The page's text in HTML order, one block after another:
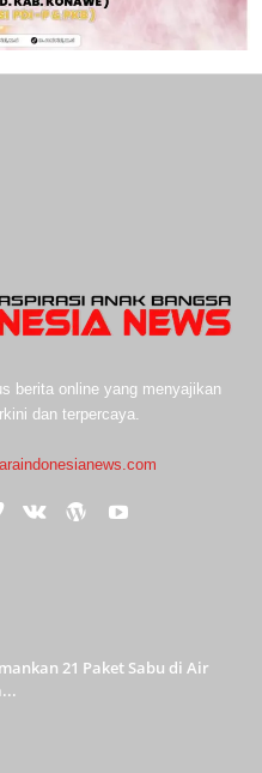
berita online yang menyajikan
dan terpercaya.
21 Paket Sabu di Air